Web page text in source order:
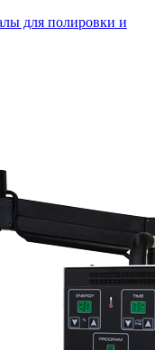
для полировки и